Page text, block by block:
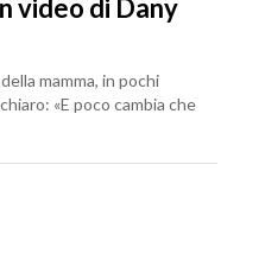
video di Dany
mamma, in pochi
«E poco cambia che